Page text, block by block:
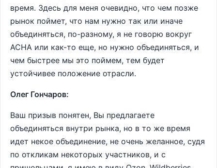
время. Здесь для меня очевидно, что чем позже
рынок поймет, что нам нужно так или иначе
объединяться, по-разному, я не говорю вокруг
АСНА или как-то еще, но нужно объединяться, и
чем быстрее мы это поймем, тем будет
устойчивее положение отрасли.
Олег Гончаров:
Ваш призыв понятен, Вы предлагаете
объединяться внутри рынка, но в то же время
идет некое объединение, не очень желанное, судя
по откликам некоторых участников, и с